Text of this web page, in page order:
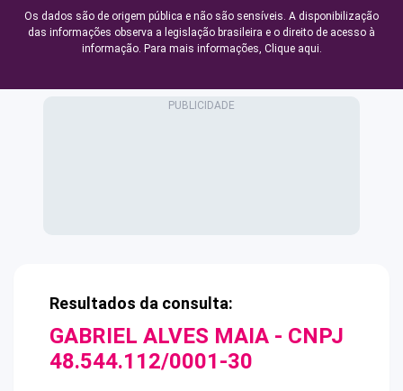
Os dados são de origem pública e não são sensíveis. A disponibilização
das informações observa a legislação brasileira e o direito de acesso à
informação. Para mais informações, Clique aqui.
Resultados da consulta:
GABRIEL ALVES MAIA - CNPJ
48.544.112/0001-30